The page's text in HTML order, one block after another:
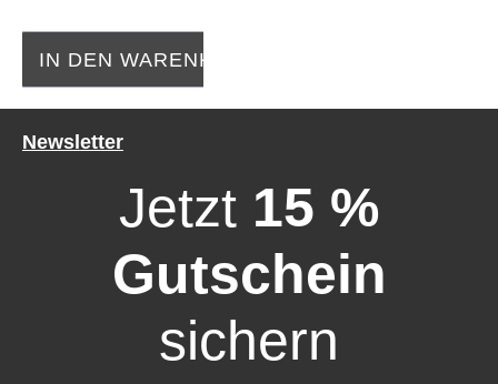
IN DEN WARENKORB
Newsletter
Jetzt 15 %
Gutschein
sichern